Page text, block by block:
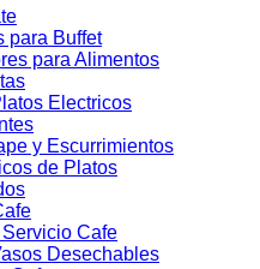
para Buffet
para Alimentos
Electricos
y Escurrimientos
de Platos
Cafe
Desechables